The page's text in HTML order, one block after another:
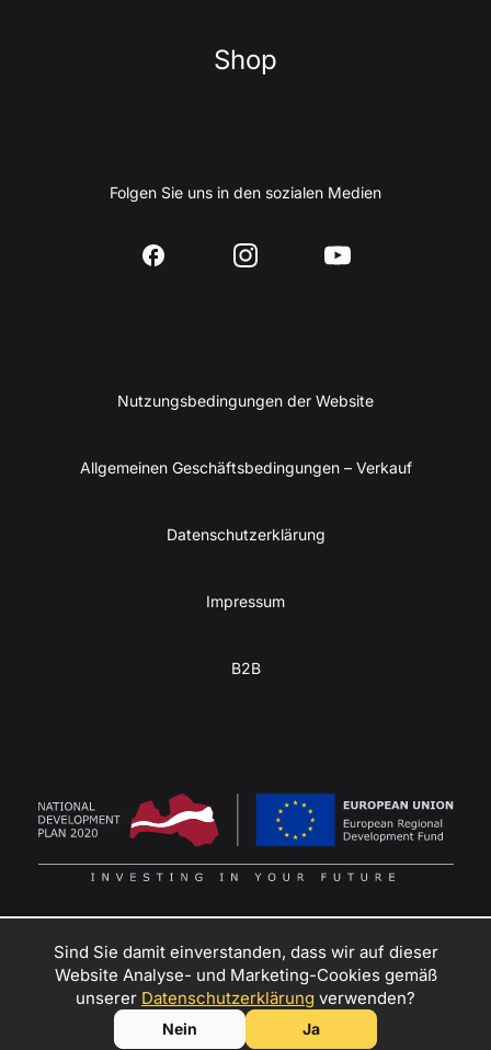
Verwandeln Sie Ihre Abenteuerlust in Gewinn–
kontaktieren Sie uns, um Händler, Mietpartner oder Botschafter
für Kulba Mini-Wohnwagen zu werden!
Shop
Folgen Sie uns in den sozialen Medien
Nutzungsbedingungen der Website
Allgemeinen Geschäftsbedingungen – Verkauf
Datenschutzerklärung
Impressum
B2B
© SIA KULBA, 2026
Sind Sie damit einverstanden, dass wir auf dieser
Website Analyse- und Marketing-Cookies gemäß
unserer Datenschutzerklärung verwenden?
Nein Ja